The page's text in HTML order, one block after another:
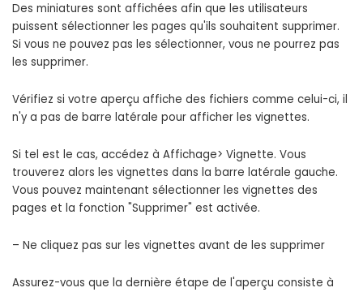
Des miniatures sont affichées afin que les utilisateurs
puissent sélectionner les pages qu'ils souhaitent supprimer.
Si vous ne pouvez pas les sélectionner, vous ne pourrez pas
les supprimer.
Vérifiez si votre aperçu affiche des fichiers comme celui-ci, il
n'y a pas de barre latérale pour afficher les vignettes.
Si tel est le cas, accédez à Affichage> Vignette. Vous
trouverez alors les vignettes dans la barre latérale gauche.
Vous pouvez maintenant sélectionner les vignettes des
pages et la fonction "Supprimer" est activée.
– Ne cliquez pas sur les vignettes avant de les supprimer
Assurez-vous que la dernière étape de l'aperçu consiste à